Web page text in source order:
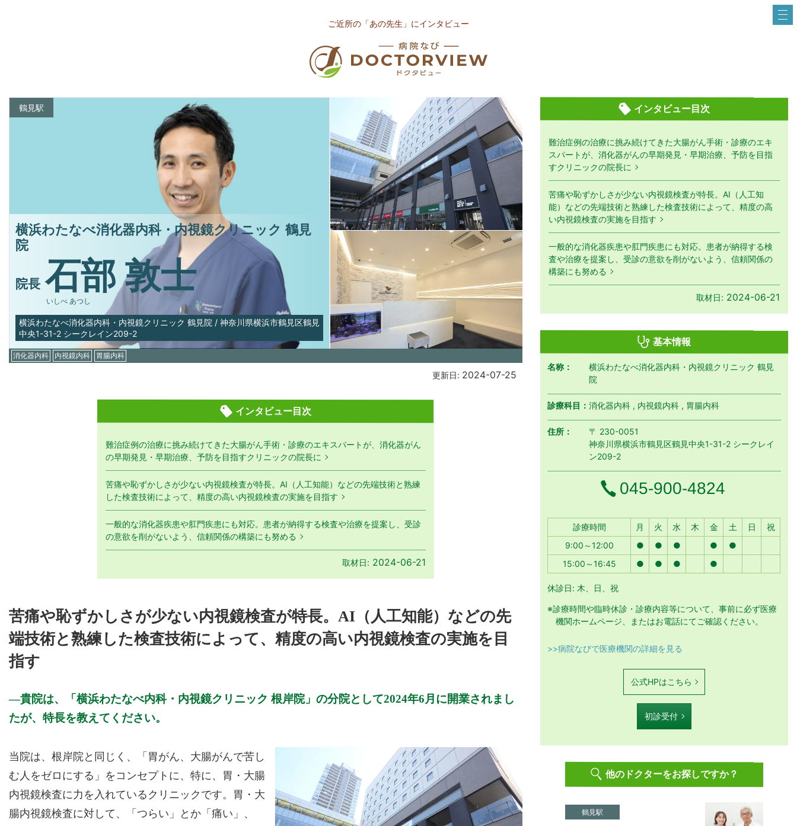
ご近所の「あの先生」にインタビュー
鶴見駅
横浜わたなべ消化器内科・内視鏡クリニック 鶴見
院
院長 石部 敦士
いしべ あつし
横浜わたなべ消化器内科・内視鏡クリニック 鶴見院 / 神奈川県横浜市鶴見区鶴見
中央1-31-2 シークレイン209-2
消化器内科 内視鏡内科 胃腸内科
更新日: 2024-07-25
インタビュー目次
難治症例の治療に挑み続けてきた大腸がん手術・診療のエキスパートが、消化器がん
の早期発見・早期治療、予防を目指すクリニックの院長に
苦痛や恥ずかしさが少ない内視鏡検査が特長。AI（人工知能）などの先端技術と熟練
した検査技術によって、精度の高い内視鏡検査の実施を目指す
一般的な消化器疾患や肛門疾患にも対応。患者が納得する検査や治療を提案し、受診
の意欲を削がないよう、信頼関係の構築にも努める
取材日: 2024-06-21
苦痛や恥ずかしさが少ない内視鏡検査が特長。AI（人工知能）などの先
端技術と熟練した検査技術によって、精度の高い内視鏡検査の実施を目
指す
貴院は、「横浜わたなべ内科・内視鏡クリニック 根岸院」の分院として2024年6月に開業されまし
たが、特長を教えてください。
当院は、根岸院と同じく、「胃がん、大腸がんで苦し
む人をゼロにする」をコンセプトに、特に、胃・大腸
内視鏡検査に力を入れているクリニックです。胃・大
腸内視鏡検査に対して、「つらい」とか「痛い」、
インタビュー目次
難治症例の治療に挑み続けてきた大腸がん手術・診療のエキ
スパートが、消化器がんの早期発見・早期治療、予防を目指
すクリニックの院長に
苦痛や恥ずかしさが少ない内視鏡検査が特長。AI（人工知
能）などの先端技術と熟練した検査技術によって、精度の高
い内視鏡検査の実施を目指す
一般的な消化器疾患や肛門疾患にも対応。患者が納得する検
査や治療を提案し、受診の意欲を削がないよう、信頼関係の
構築にも努める
取材日: 2024-06-21
基本情報
名称：
横浜わたなべ消化器内科・内視鏡クリニック 鶴見
院
診療科目：消化器内科 , 内視鏡内科 , 胃腸内科
住所：
〒 230-0051
神奈川県横浜市鶴見区鶴見中央1-31-2 シークレイ
ン209-2
電話番号
045-900-4824
診療時間 月 月曜日
火 火曜日
水 水曜日
木 木曜日
金金曜日
土土曜日
日 日曜日
祝
9:00～12:00
● ● ● ●
●
15:00～16:45
● ● ● ●
休診日: 木、日、祝
※診療時間や臨時休診・診療内容等について、事前に必ず医療
機関ホームページ、またはお電話にてご確認ください。
>>病院なびで医療機関の詳細を見る
公式HPはこちら
初診受付
他のドクターをお探しですか？
鶴見駅